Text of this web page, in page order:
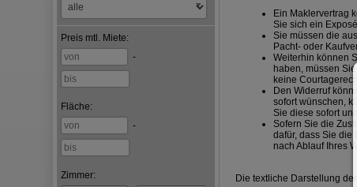
Preis mtl. Miete:
-
Fläche:
-
Zimmer:
Ein Maklervertrag
Sie sich ein
Sie müssen die
Pacht- oder
Weiterhin können
haben, müssen
keine
Den Widerruf
sofort wünschen,
Sie diese sofort
Sofern Sie die
dafür, dass Sie die
nach Ablauf Ihres
Die textliche Darstellung